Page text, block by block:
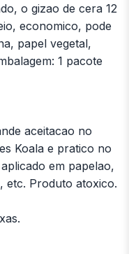
o gizao de cera 12
economico, pode
papel vegetal,
1 pacote
aceitacao no
Koala e pratico no
em papelao,
etc. Produto atoxico.